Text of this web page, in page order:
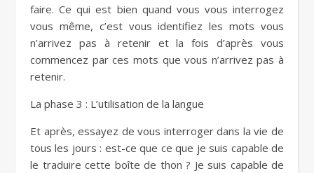
faire. Ce qui est bien quand vous vous interrogez
vous même, c’est vous identifiez les mots vous
n’arrivez pas à retenir et la fois d’après vous
commencez par ces mots que vous n’arrivez pas à
retenir.
La phase 3 : L’utilisation de la langue
Et après, essayez de vous interroger dans la vie de
tous les jours : est-ce que ce que je suis capable de
le traduire cette boîte de thon ? Je suis capable de